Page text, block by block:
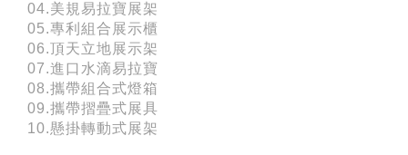
04.美規易拉寶展架
05.專利組合展示櫃
06.頂天立地展示架
07.進口水滴易拉寶
08.攜帶組合式燈箱
09.攜帶摺疊式展具
10.懸掛轉動式展架